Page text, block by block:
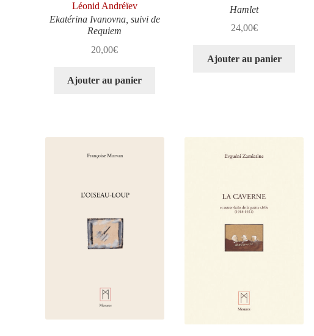
Léonid Andréïev
Ekatérina Ivanovna, suivi de
Requiem
20,00€
Ajouter au panier
Hamlet
24,00€
Ajouter au panier